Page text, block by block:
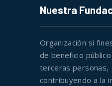
Nuestra
Organización si
de beneficio
terceras personas,
contribuyendo a la